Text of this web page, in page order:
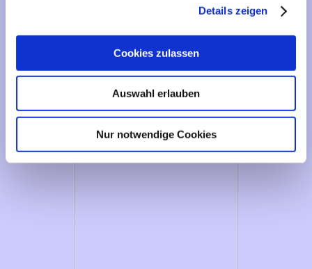
Details zeigen
Cookies zulassen
Auswahl erlauben
Nur notwendige Cookies